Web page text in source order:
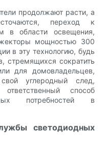
продолжают расти, а
переход к
в области освещения,
мощностью 300
в эту технологию, будь
стремящихся сократить
для домовладельцев,
углеродный след,
способ
потребностей в
светодиодных